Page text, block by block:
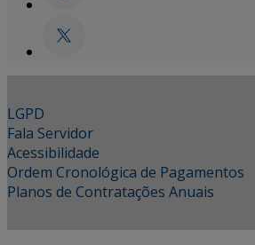
LGPD
Fala Servidor
Acessibilidade
Ordem Cronológica de Pagamentos
Planos de Contratações Anuais